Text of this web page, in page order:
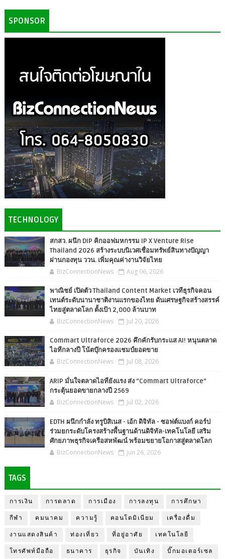
SPONSOR
TECHNOLOGY
สกสว. ผนึก DIP คิกออฟมหกรรม IP X Venture Rise
Thailand 2026 สร้างระบบนิเวศเชื่อมทรัพย์สินทางปัญญา
ผ่านกองทุน ววน. เพิ่มคุณค่างานวิจัยไทย
BizConnectionNews Aug 06, 2026
พาณิชย์ เปิดตัว Thailand Content Market เวทีธุรกิจคอน
เทนต์ระดับนานาชาติงานแรกของไทย ดันเศรษฐกิจสร้างสรรค์
ไทยสู่ตลาดโลก ตั้งเป้า 2,000 ล้านบาท
BizConnectionNews Jul 20, 2026
Commart Ultraforce 2026 คึกคักรับกระแส AI! หนุนตลาด
ไอทีกลางปี โน้ตบุ๊กครองแชมป์ยอดขาย
BizConnectionNews Jul 08, 2026
ARIP มั่นใจตลาดไอทียังแรง ส่ง “Commart Ultraforce”
กระตุ้นยอดขายกลางปี 2569
BizConnectionNews Jul 02, 2026
EDTH ผนึกกำลัง ทรูบิสิเนส - เอ้ก ดิจิทัล - ซอฟต์แบงก์ คอร์ป
ร่วมยกระดับโครงสร้างพื้นฐานด้านดิจิทัล-เทคโนโลยี เสริม
ศักยภาพธุรกิจเครือสหพัฒน์ พร้อมขยายโอกาสสู่ตลาดโลก
BizConnectionNews Jun 26, 2026
TAGS
การเงิน การตลาด การเมือง การลงทุน การศึกษา
กีฬา คมนาคม ความรู้ คอนโดมิเนียม เครื่องดื่ม
งานแสดงสินค้า ท่องเที่ยว ที่อยู่อาศัย เทคโนโลยี
โทรศัพท์มือถือ ธนาคาร ธุรกิจ บันเทิง บิ๊กมอเตอร์เซล